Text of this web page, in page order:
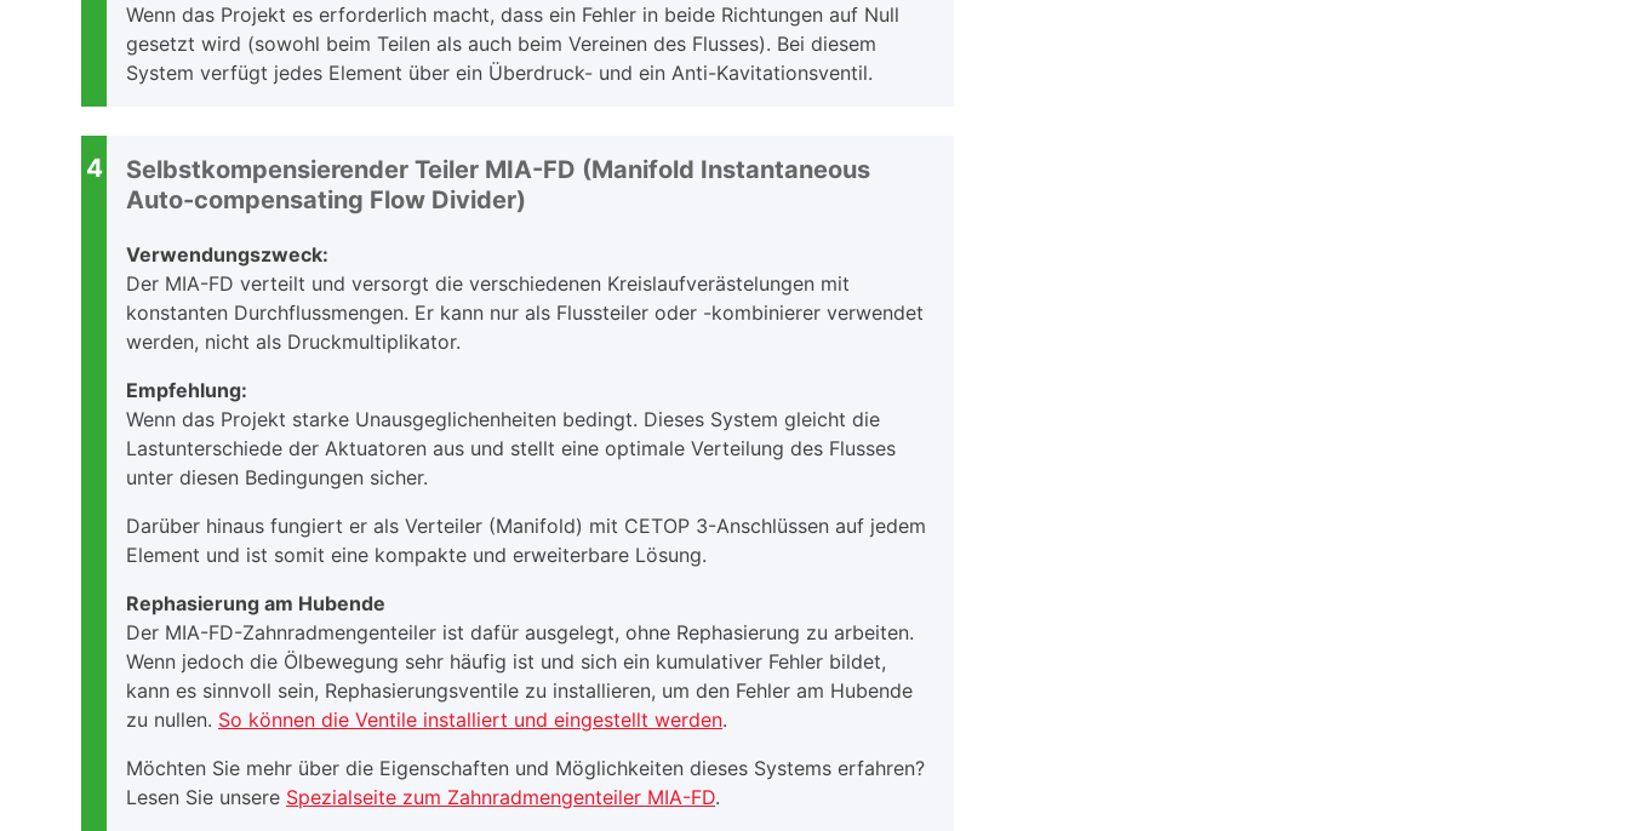
Wenn das Projekt es erforderlich macht, dass ein Fehler in beide Richtungen auf Null
gesetzt wird (sowohl beim Teilen als auch beim Vereinen des Flusses). Bei diesem
System verfügt jedes Element über ein Überdruck- und ein Anti-Kavitationsventil.
4
Selbstkompensierender Teiler MIA-FD (Manifold Instantaneous
Auto-compensating Flow Divider)
Verwendungszweck:
Der MIA-FD verteilt und versorgt die verschiedenen Kreislaufverästelungen mit
konstanten Durchflussmengen. Er kann nur als Flussteiler oder -kombinierer verwendet
werden, nicht als Druckmultiplikator.
Empfehlung:
Wenn das Projekt starke Unausgeglichenheiten bedingt. Dieses System gleicht die
Lastunterschiede der Aktuatoren aus und stellt eine optimale Verteilung des Flusses
unter diesen Bedingungen sicher.
Darüber hinaus fungiert er als Verteiler (Manifold) mit CETOP 3-Anschlüssen auf jedem
Element und ist somit eine kompakte und erweiterbare Lösung.
Rephasierung am Hubende
Der MIA-FD-Zahnradmengenteiler ist dafür ausgelegt, ohne Rephasierung zu arbeiten.
Wenn jedoch die Ölbewegung sehr häufig ist und sich ein kumulativer Fehler bildet,
kann es sinnvoll sein, Rephasierungsventile zu installieren, um den Fehler am Hubende
zu nullen. So können die Ventile installiert und eingestellt werden.
Möchten Sie mehr über die Eigenschaften und Möglichkeiten dieses Systems erfahren?
Lesen Sie unsere Spezialseite zum Zahnradmengenteiler MIA-FD.